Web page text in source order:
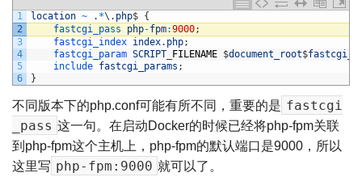
1
2
3
4
5
6
location ~ . *\ . php$ {
fastcgi_pass php-fpm:9000;
fastcgi_index index. php;
fastcgi_param SCRIPT FILENAME $document_root$
include fastcgi_params ;
}
不同版本下的php.conf可能有所不同，重要的是 fastcgi
_pass 这一句。在启动Docker的时候已经将php-fpm关联
到php-fpm这个主机上，php-fpm的默认端口是9000，所以
这里写 php-fpm:9000 就可以了。